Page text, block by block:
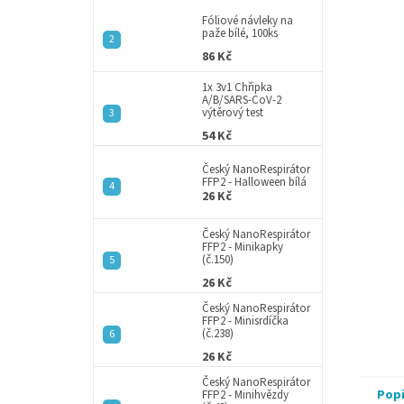
Fóliové návleky na
paže bílé, 100ks
86 Kč
1x 3v1 Chřipka
A/B/SARS-CoV-2
výtěrový test
54 Kč
Český NanoRespirátor
FFP2 - Halloween bílá
26 Kč
Český NanoRespirátor
FFP2 - Minikapky
(č.150)
26 Kč
Český NanoRespirátor
FFP2 - Minisrdíčka
(č.238)
26 Kč
Český NanoRespirátor
FFP2 - Minihvězdy